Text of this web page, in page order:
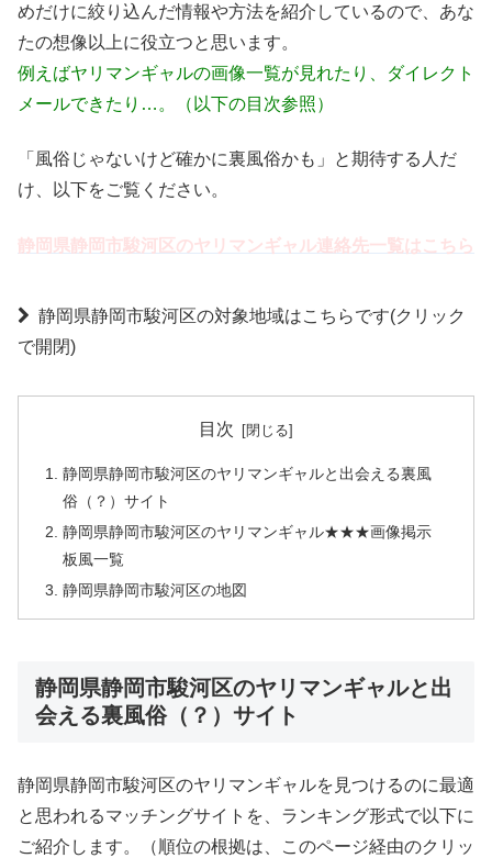
めだけに絞り込んだ情報や方法を紹介しているので、あな
たの想像以上に役立つと思います。
例えばヤリマンギャルの画像一覧が見れたり、ダイレクト
メールできたり…。（以下の目次参照）
「風俗じゃないけど確かに裏風俗かも」と期待する人だ
け、以下をご覧ください。
静岡県静岡市駿河区のヤリマンギャル連絡先一覧はこちら
静岡県静岡市駿河区の対象地域はこちらです(クリック
で開閉)
目次
静岡県静岡市駿河区のヤリマンギャルと出会える裏風
俗（？）サイト
静岡県静岡市駿河区のヤリマンギャル★★★画像掲示
板風一覧
静岡県静岡市駿河区の地図
静岡県静岡市駿河区のヤリマンギャルと出
会える裏風俗（？）サイト
静岡県静岡市駿河区のヤリマンギャルを見つけるのに最適
と思われるマッチングサイトを、ランキング形式で以下に
ご紹介します。（順位の根拠は、このページ経由のクリッ